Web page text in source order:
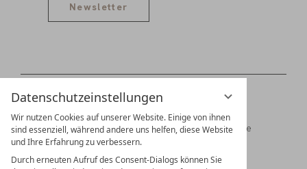
Datenschutzeinstellungen
Wir nutzen Cookies auf unserer Website. Einige von ihnen
sind essenziell, während andere uns helfen, diese Website
und Ihre Erfahrung zu verbessern.
Durch erneuten Aufruf des Consent-Dialogs können Sie
Newsletter
Digitale GästemappeJobsPartnerPresse
Familien Schädler & Burkhart